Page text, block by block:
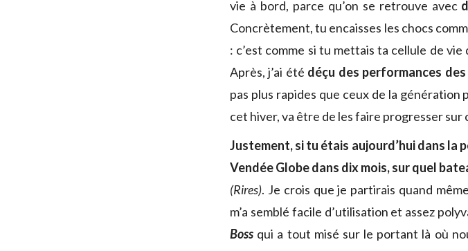
vie à bord, parce qu’on se retrouve avec
Concrètement, tu encaisses les chocs
: c’est comme si tu mettais ta cellule de
Après, j’ai été déçu des performances
pas plus rapides que ceux de la génération
cet hiver, va être de les faire progresser sur
Justement, si tu étais aujourd’hui dans la
Vendée Globe dans dix mois, sur quel
(Rires). Je crois que je partirais quand
m’a semblé facile d’utilisation et assez
Boss qui a tout misé sur le portant là où